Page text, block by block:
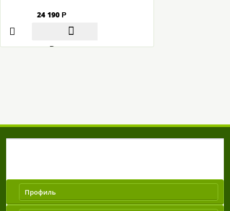
24 190 Р
В корзину
Профиль